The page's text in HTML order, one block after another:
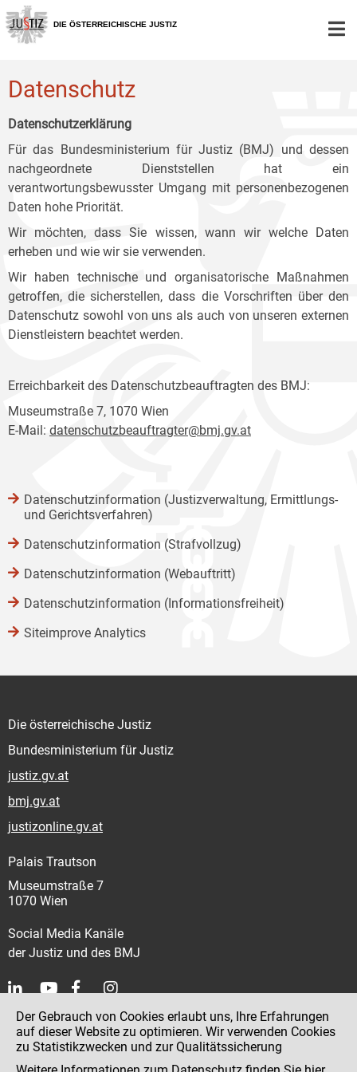
Zur
Hauptnavigation
[1]
Zum
Inhalt
[2]
Zum
Untermenü
[3]
DIE ÖSTERREICHISCHE JUSTIZ
Datenschutz
Datenschutzerklärung
Für das Bundesministerium für Justiz (BMJ) und dessen
nachgeordnete Dienststellen hat ein
verantwortungsbewusster Umgang mit personenbezogenen
Daten hohe Priorität.
Wir möchten, dass Sie wissen, wann wir welche Daten
erheben und wie wir sie verwenden.
Wir haben technische und organisatorische Maßnahmen
getroffen, die sicherstellen, dass die Vorschriften über den
Datenschutz sowohl von uns als auch von unseren externen
Dienstleistern beachtet werden.
Erreichbarkeit des Datenschutzbeauftragten des BMJ:
Museumstraße 7, 1070 Wien
E-Mail: datenschutzbeauftragter@bmj.gv.at
Datenschutzinformation (Justizverwaltung, Ermittlungs-
und Gerichtsverfahren)
Datenschutzinformation (Strafvollzug)
Datenschutzinformation (Webauftritt)
Datenschutzinformation (Informationsfreiheit)
Siteimprove Analytics
Die österreichische Justiz
Bundesministerium für Justiz
justiz.gv.at
bmj.gv.at
justizonline.gv.at
Palais Trautson
Museumstraße 7
1070 Wien
Social Media Kanäle
der Justiz und des BMJ
Kontakt
Impressum
Der Gebrauch von Cookies erlaubt uns, Ihre Erfahrungen
auf dieser Website zu optimieren. Wir verwenden Cookies
zu Statistikzwecken und zur Qualitätssicherung